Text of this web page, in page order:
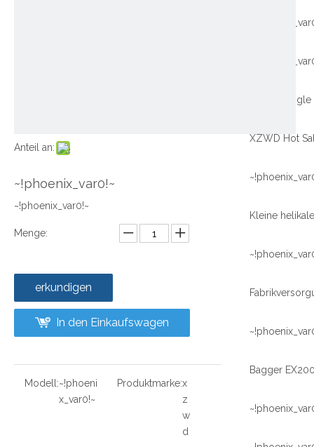
Anteil an:
~!phoenix_var0!~
~!phoenix_var0!~
Menge:
erkundigen
In den Einkaufswagen
Modell:~!phoeni
x_var0!~
Produktmarke:x
z
w
d